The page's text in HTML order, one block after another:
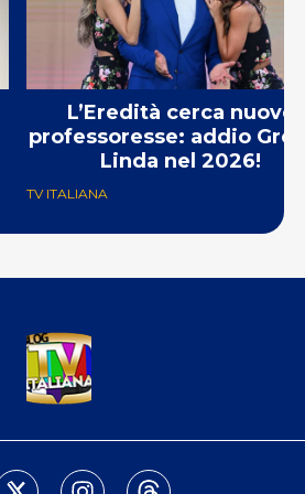
L’Eredità cerca nuove
professoresse: addio
Linda nel 2026!
TV ITALIANA